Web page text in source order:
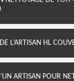
L’ARTISAN HL
ARTISAN POUR